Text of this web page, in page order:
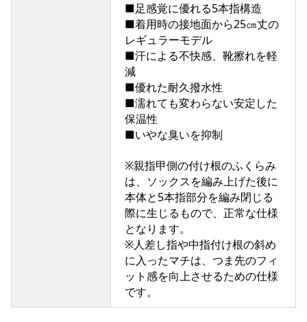
■足感覚に優れる5本指構造
■着用時の接地面から25㎝丈の
レギュラーモデル
■汗による不快感、靴擦れを軽
減
■優れた耐久撥水性
■濡れても変わらない安定した
保温性
■いやな臭いを抑制
※親指甲側の付け根のふくらみ
は、ソックスを編み上げた後に
本体と5本指部分を編み閉じる
際に生じるもので、正常な仕様
となります。
※人差し指や中指付け根の斜め
に入ったマチは、つま先のフィ
ット感を向上させるための仕様
です。